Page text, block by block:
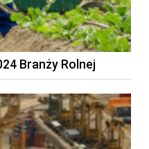
Branży Rolnej